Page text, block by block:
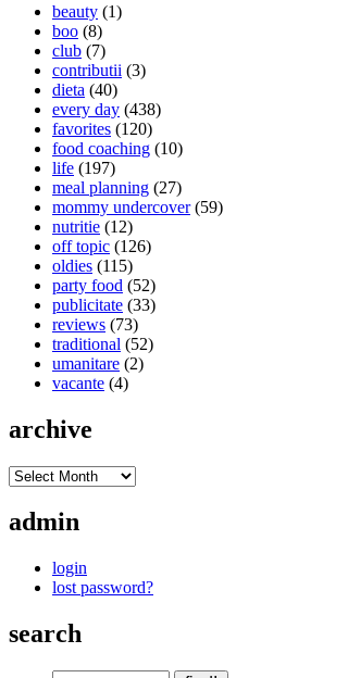
beauty (1)
boo (8)
club (7)
contributii (3)
dieta (40)
every day (438)
favorites (120)
food coaching (10)
life (197)
meal planning (27)
mommy undercover(59)
nutritie (12)
off topic (126)
oldies (115)
party food (52)
publicitate (33)
reviews (73)
traditional (52)
umanitare (2)
vacante (4)
archive
admin
login
lost password?
search